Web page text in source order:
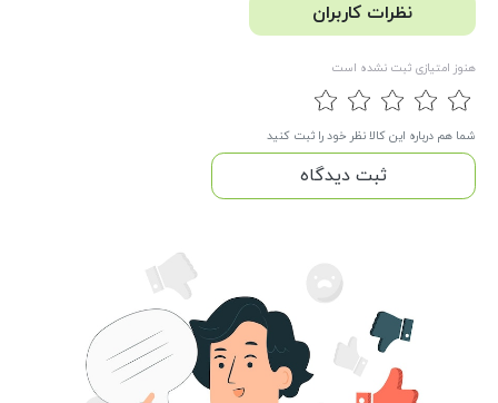
نظرات کاربران
هنوز امتیازی ثبت نشده است
شما هم درباره این کالا نظر خود را ثبت کنید
ثبت دیدگاه